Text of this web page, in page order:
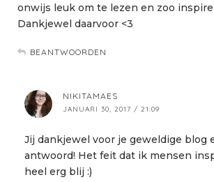
onwijs leuk om te lezen en zoo
Dankjewel daarvoor <3
BEANTWOORDEN
NIKITAMAES
JANUARI 30, 2017 / 21:09
Jij dankjewel voor je geweldige blog
antwoord! Het feit dat ik mensen
heel erg blij :)